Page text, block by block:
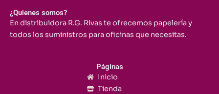
¿Quienes somos?
En distribuidora R.G. Rivas te ofrecemos papelería y
todos los suministros para oficinas que necesitas.
Páginas
Inicio
Tienda